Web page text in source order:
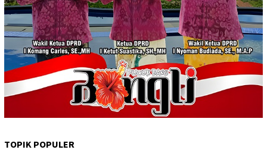
TOPIK POPULER